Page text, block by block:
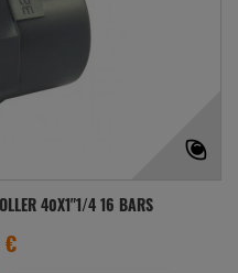
40X1"1/4 16 BARS
€